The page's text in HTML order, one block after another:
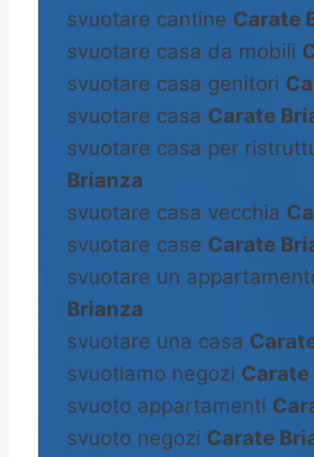
svuotare cantine Carate
svuotare casa da mobili
svuotare casa genitori
svuotare casa Carate
svuotare casa per
Brianza
svuotare casa vecchia
svuotare case Carate
svuotare un
Brianza
svuotare una casa
svuotiamo negozi Carate
svuoto appartamenti
svuoto negozi Carate